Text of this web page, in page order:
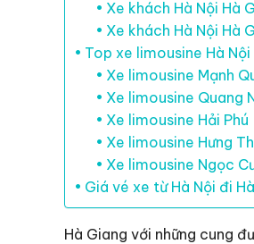
Xe khách Hà Nội Hà
Xe khách Hà Nội Hà
Top xe limousine Hà
Xe limousine Mạnh
Xe limousine Quang
Xe limousine Hải Phú
Xe limousine Hưng
Xe limousine Ngọc
Giá vé xe từ Hà Nội đi
Hà Giang với những cung